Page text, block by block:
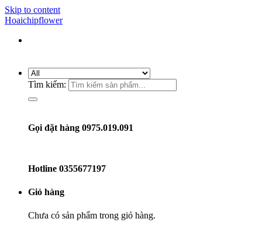
Skip to content
Hoaichipflower
Tìm kiếm:
Gọi đặt hàng 0975.019.091
Hotline 0355677197
Giỏ hàng
Chưa có sản phẩm trong giỏ hàng.